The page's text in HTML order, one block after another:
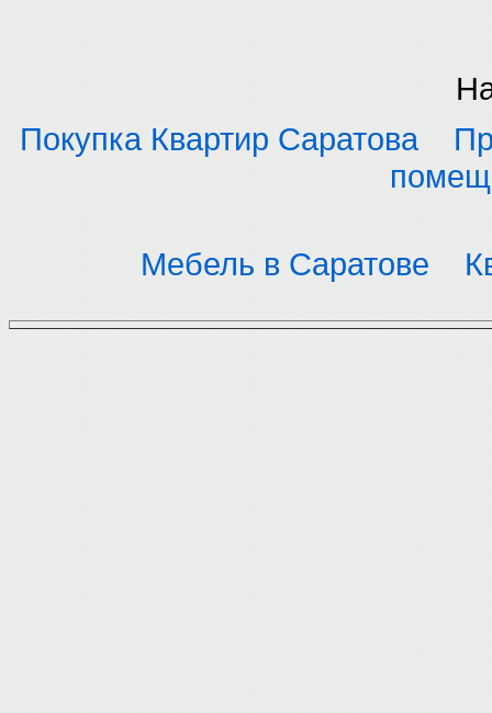
Покупка Квартир Саратова
Мебель в Саратове